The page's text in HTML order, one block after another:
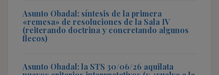
Asunto Obadal: síntesis de la primera
«remesa» de resoluciones de la Sala IV
(reiterando doctrina y concretando algunos
flecos)
Asunto Obadal: la STS 30/06/26 aquilata